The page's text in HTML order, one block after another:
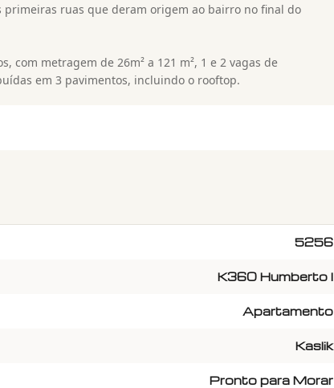
ruas que deram origem ao bairro no final do
com metragem de 26m² a 121 m², 1 e 2 vagas de
em 3 pavimentos, incluindo o rooftop.
5256
K360 Humberto I
Apartamento
Kaslik
Pronto para Morar